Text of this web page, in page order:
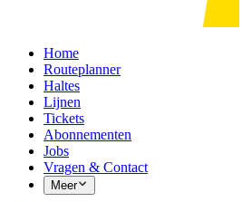
Home
Routeplanner
Haltes
Lijnen
Tickets
Abonnementen
Jobs
Vragen & Contact
Meer